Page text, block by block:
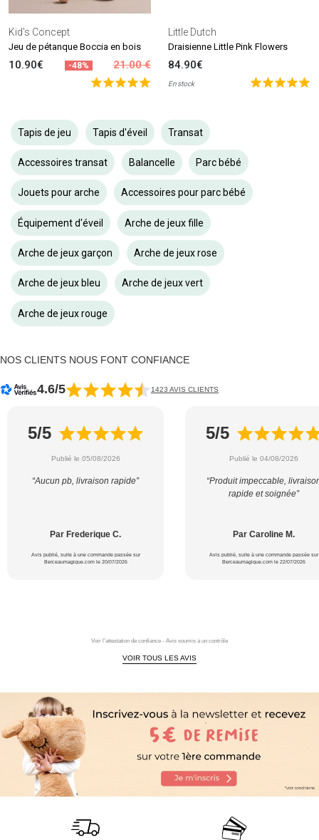
Kid's Concept
Jeu de pétanque Boccia en bois
10.90€ -48% 21.00 €
Little Dutch
Draisienne Little Pink Flowers
84.90€
En stock
Tapis de jeu Tapis d'éveil Transat
Accessoires transat Balancelle Parc bébé
Jouets pour arche Accessoires pour parc bébé
Équipement d'éveil Arche de jeux fille
Arche de jeux garçon Arche de jeux rose
Arche de jeux bleu Arche de jeux vert
Arche de jeux rouge
NOS CLIENTS NOUS FONT CONFIANCE
4.6/5 1423 AVIS CLIENTS
5/5
Publié le 05/08/2026
“Aucun pb, livraison rapide”
Par Frederique C.
Avis publié, suite à une commande passée sur
Berceaumagique.com le 20/07/2026
5/5
Publié le 04/08/2026
“Produit impeccable,
rapide et soignée”
Par Caroline M.
Avis publié, suite à une commande passée sur
Berceaumagique.com le 22/07/2026
Voir l'attestation de confiance - Avis soumis à un contrôle
VOIR TOUS LES AVIS